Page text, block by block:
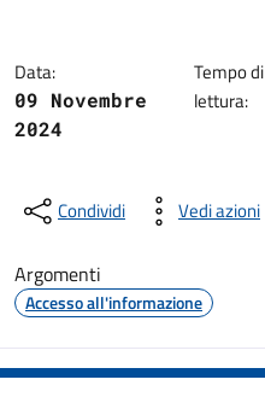
Data:
09 Novembre
2024
Tempo di
lettura:
Condividi Vedi azioni
Argomenti
Accesso all'informazione